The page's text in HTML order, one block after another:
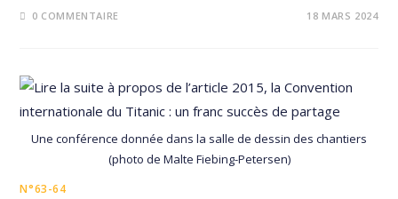
0 COMMENTAIRE 18 MARS 2024
Une conférence donnée dans la salle de dessin des chantiers
(photo de Malte Fiebing-Petersen)
N°63-64